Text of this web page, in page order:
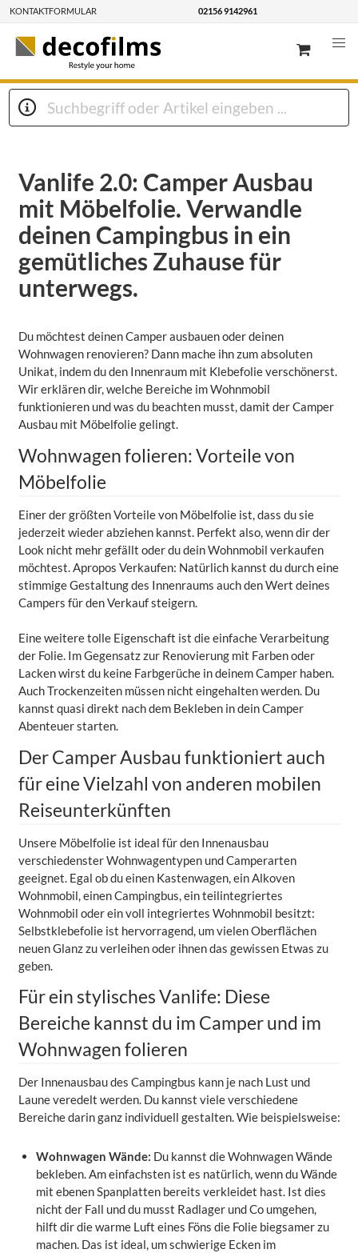
KONTAKTFORMULAR 02156 9142961
Vanlife 2.0: Camper Ausbau
mit Möbelfolie. Verwandle
deinen Campingbus in ein
gemütliches Zuhause für
unterwegs.
Du möchtest deinen Camper ausbauen oder deinen
Wohnwagen renovieren? Dann mache ihn zum absoluten
Unikat, indem du den Innenraum mit Klebefolie verschönerst.
Wir erklären dir, welche Bereiche im Wohnmobil
funktionieren und was du beachten musst, damit der Camper
Ausbau mit Möbelfolie gelingt.
Wohnwagen folieren: Vorteile von
Möbelfolie
Einer der größten Vorteile von Möbelfolie ist, dass du sie
jederzeit wieder abziehen kannst. Perfekt also, wenn dir der
Look nicht mehr gefällt oder du dein Wohnmobil verkaufen
möchtest. Apropos Verkaufen: Natürlich kannst du durch eine
stimmige Gestaltung des Innenraums auch den Wert deines
Campers für den Verkauf steigern.
Eine weitere tolle Eigenschaft ist die einfache Verarbeitung
der Folie. Im Gegensatz zur Renovierung mit Farben oder
Lacken wirst du keine Farbgerüche in deinem Camper haben.
Auch Trockenzeiten müssen nicht eingehalten werden. Du
kannst quasi direkt nach dem Bekleben in dein Camper
Abenteuer starten.
Der Camper Ausbau funktioniert auch
für eine Vielzahl von anderen mobilen
Reiseunterkünften
Unsere Möbelfolie ist ideal für den Innenausbau
verschiedenster Wohnwagentypen und Camperarten
geeignet. Egal ob du einen Kastenwagen, ein Alkoven
Wohnmobil, einen Campingbus, ein teilintegriertes
Wohnmobil oder ein voll integriertes Wohnmobil besitzt:
Selbstklebefolie ist hervorragend, um vielen Oberflächen
neuen Glanz zu verleihen oder ihnen das gewissen Etwas zu
geben.
Für ein stylisches Vanlife: Diese
Bereiche kannst du im Camper und im
Wohnwagen folieren
Der Innenausbau des Campingbus kann je nach Lust und
Laune veredelt werden. Du kannst viele verschiedene
Bereiche darin ganz individuell gestalten. Wie beispielsweise:
Wohnwagen Wände: Du kannst die Wohnwagen Wände
bekleben. Am einfachsten ist es natürlich, wenn du Wände
mit ebenen Spanplatten bereits verkleidet hast. Ist dies
nicht der Fall und du musst Radlager und Co umgehen,
hilft dir die warme Luft eines Föns die Folie biegsamer zu
machen. Das ist ideal, um schwierige Ecken im